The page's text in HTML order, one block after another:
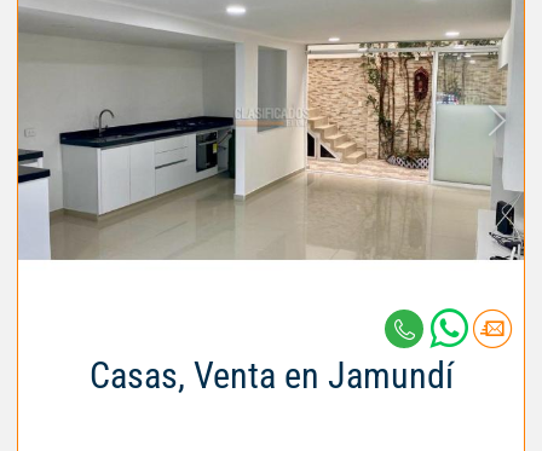
Casas, Venta en Jamundí